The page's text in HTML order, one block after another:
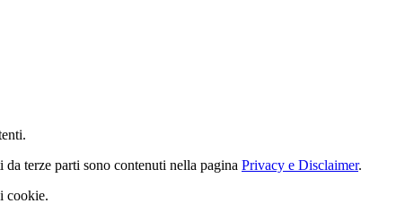
terze parti sono contenuti nella pagina Privacy e Disclaimer.
cookie.